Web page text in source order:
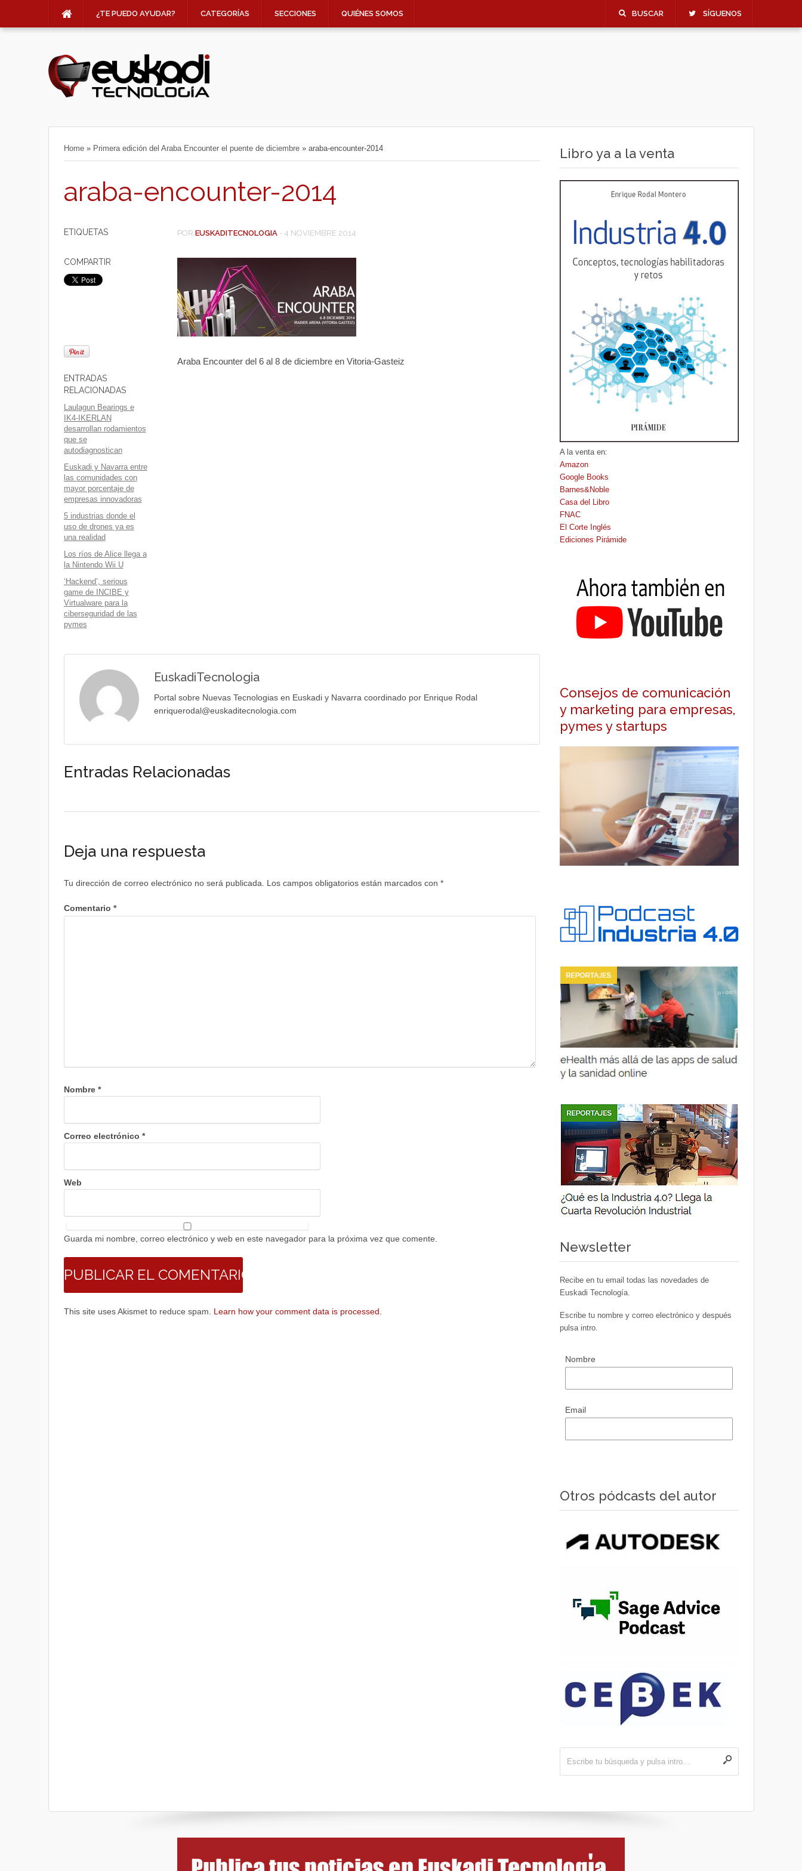
¿TE PUEDO AYUDAR? CATEGORÍAS SECCIONES QUIÉNES SOMOS BUSCAR SÍGUENOS
Home » Primera edición del Araba Encounter el puente de diciembre » araba-encounter-2014
araba-encounter-2014
ETIQUETAS
COMPARTIR
ENTRADAS
RELACIONADAS
Laulagun Bearings e
IK4-IKERLAN
desarrollan rodamientos
que se
autodiagnostican
Euskadi y Navarra entre
las comunidades con
mayor porcentaje de
empresas innovadoras
5 industrias donde el
uso de drones ya es
una realidad
Los ríos de Alice llega a
la Nintendo Wii U
‘Hackend’, serious
game de INCIBE y
Virtualware para la
ciberseguridad de las
pymes
POR EUSKADITECNOLOGIA - 4 NOVIEMBRE 2014
Araba Encounter del 6 al 8 de diciembre en Vitoria-Gasteiz
EuskadiTecnologia
Portal sobre Nuevas Tecnologias en Euskadi y Navarra coordinado por Enrique Rodal
enriquerodal@euskaditecnologia.com
Entradas Relacionadas
Deja una respuesta
Tu dirección de correo electrónico no será publicada. Los campos obligatorios están marcados con *
Comentario *
Nombre *
Correo electrónico *
Web
Guarda mi nombre, correo electrónico y web en este navegador para la próxima vez que comente.
This site uses Akismet to reduce spam. Learn how your comment data is processed.
Libro ya a la venta
A la venta en:
Amazon
Google Books
Barnes&Noble
Casa del Libro
FNAC
El Corte Inglés
Ediciones Pirámide
Consejos de comunicación
y marketing para empresas,
pymes y startups
Newsletter
Recibe en tu email todas las novedades de
Euskadi Tecnología.
Escribe tu nombre y correo electrónico y después
pulsa intro.
Nombre
Email
Otros pódcasts del autor